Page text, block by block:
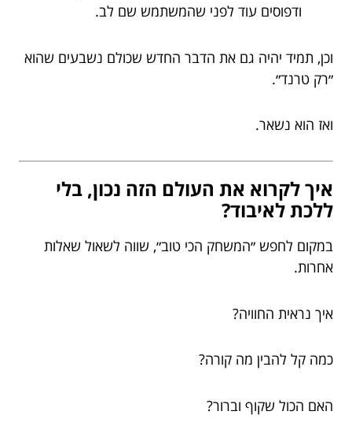
ודפוסים עוד לפני שהמשתמש שם לב.
וכן, תמיד יהיה גם את הדבר החדש שכולם נשבעים שהוא
״רק טרנד״.
ואז הוא נשאר.
איך לקרוא את העולם הזה נכון, בלי
ללכת לאיבוד?
במקום לחפש ״המשחק הכי טוב״, שווה לשאול שאלות
אחרות.
איך נראית החוויה?
כמה קל להבין מה קורה?
האם הכול שקוף וברור?